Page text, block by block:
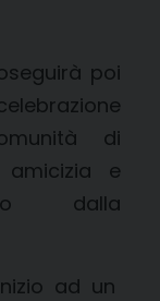
poi
di
e
dalla
ad un